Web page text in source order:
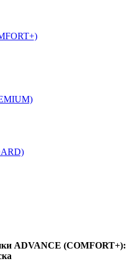
ADVANCE (COMFORT+):